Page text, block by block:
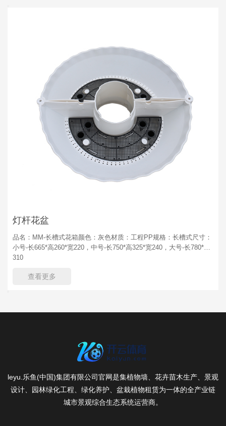
灯杆花盆
品名：MM-长槽式花箱颜色：灰色材质：工程PP规格：长槽式尺寸：
小号-长665*高260*宽220，中号-长750*高325*宽240，大号-长780*高
310
查看更多
leyu.乐鱼(中国)集团有限公司官网是集植物墙、花卉苗木生产、景观
设计、园林绿化工程、绿化养护、盆栽植物租赁为一体的全产业链
城市景观综合生态系统运营商。